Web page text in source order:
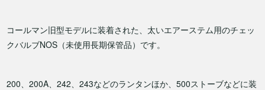
コールマン旧型モデルに装着された、太いエアーステム用のチェッ
クバルブNOS（未使用長期保管品）です。
200、200A、242、243などのランタンほか、500ストーブなどに装